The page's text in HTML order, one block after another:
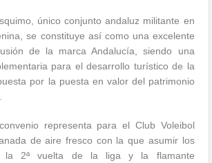
único conjunto andaluz militante en
se constituye así como una excelente
de la marca Andalucía, siendo una
para el desarrollo turístico de la
por la puesta en valor del patrimonio
representa para el Club Voleibol
de aire fresco con la que asumir los
la 2ª vuelta de la liga y la flamante